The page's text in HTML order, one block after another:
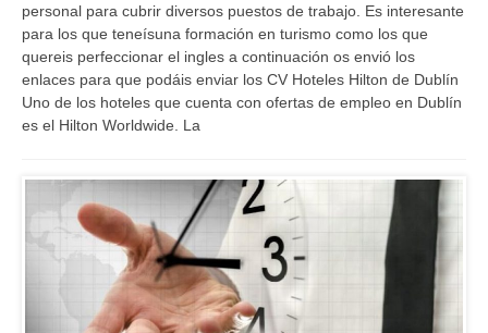
personal para cubrir diversos puestos de trabajo. Es interesante
para los que teneísuna formación en turismo como los que
quereis perfeccionar el ingles a continuación os envió los
enlaces para que podáis enviar los CV Hoteles Hilton de Dublín
Uno de los hoteles que cuenta con ofertas de empleo en Dublín
es el Hilton Worldwide. La